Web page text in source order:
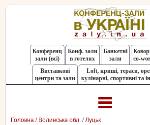
Конференц
зали (всі)
Конф. зали
в готелях
Банкетні
зали
co-
Виставкові
центри та зали
Loft, криші, тераси,
кулінарні, спортивні та
Головна / Волинська обл. /Луцьк